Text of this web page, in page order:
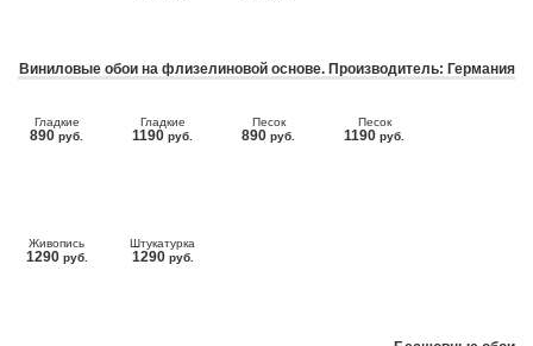
Виниловые обои на флизелиновой основе. Производитель: Германия
Гладкие
890 руб.
Гладкие
1190 руб.
Песок
890 руб.
Песок
1190 руб.
Живопись
1290 руб.
Штукатурка
1290 руб.